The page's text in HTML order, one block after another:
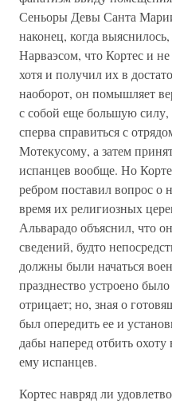
Сеньоры Девы Санта
наконец, когда
Нарваэсом, что Кортес и
хотя и получил их в
наоборот, он помышляет
с собой еще большую
сперва справиться с
Мотекусому, а затем
испанцев вообще. Но
ребром поставил вопрос о
время их религиозных
Альварадо объяснил, что
сведений, будто
должны были начаться
празднество устроено
отрицает; но, зная о
был опередить ее и
дабы наперед отбить
ему испанцев.
Кортес навряд ли